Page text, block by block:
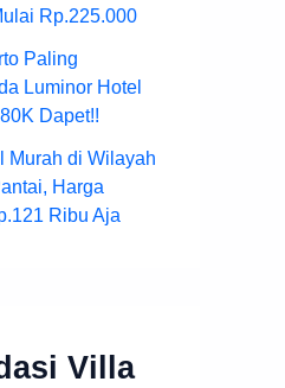
Rp.225.000
Paling
Luminor Hotel
Dapet!!
Murah di Wilayah
Harga
Ribu Aja
Villa